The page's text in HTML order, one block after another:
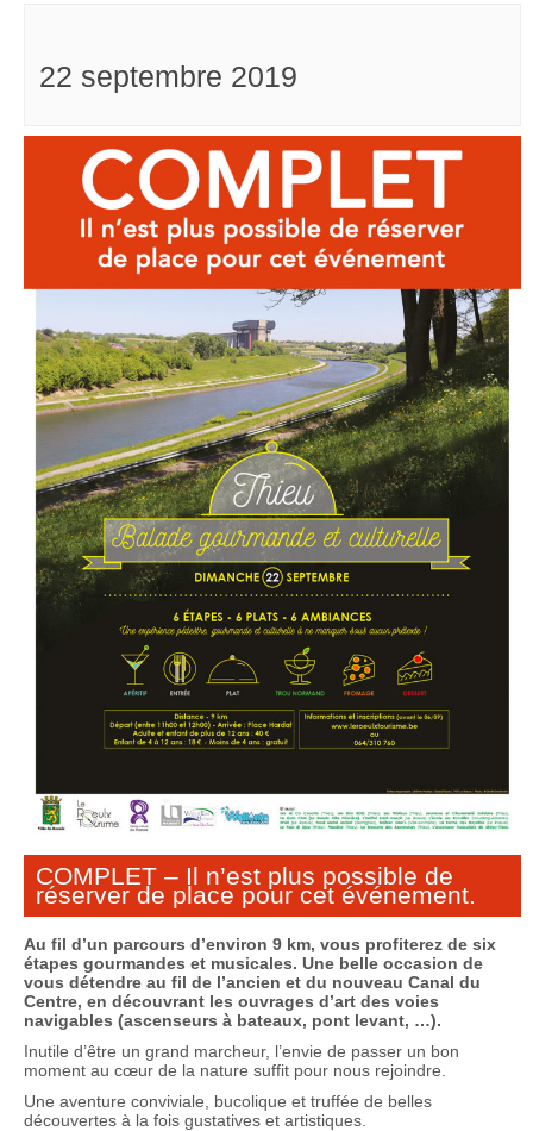
22 septembre 2019
COMPLET – Il n’est plus possible de
réserver de place pour cet événement.
Au fil d’un parcours d’environ 9 km, vous profiterez de six
étapes gourmandes et musicales. Une belle occasion de
vous détendre au fil de l’ancien et du nouveau Canal du
Centre, en découvrant les ouvrages d’art des voies
navigables (ascenseurs à bateaux, pont levant, …).
Inutile d’être un grand marcheur, l’envie de passer un bon
moment au cœur de la nature suffit pour nous rejoindre.
Une aventure conviviale, bucolique et truffée de belles
découvertes à la fois gustatives et artistiques.